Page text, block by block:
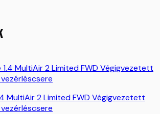
MultiAir 2 Limited FWD Végigvezetett